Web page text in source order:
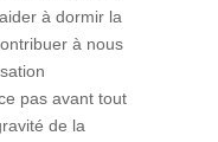
à dormir la
à nous
pas avant tout
de la